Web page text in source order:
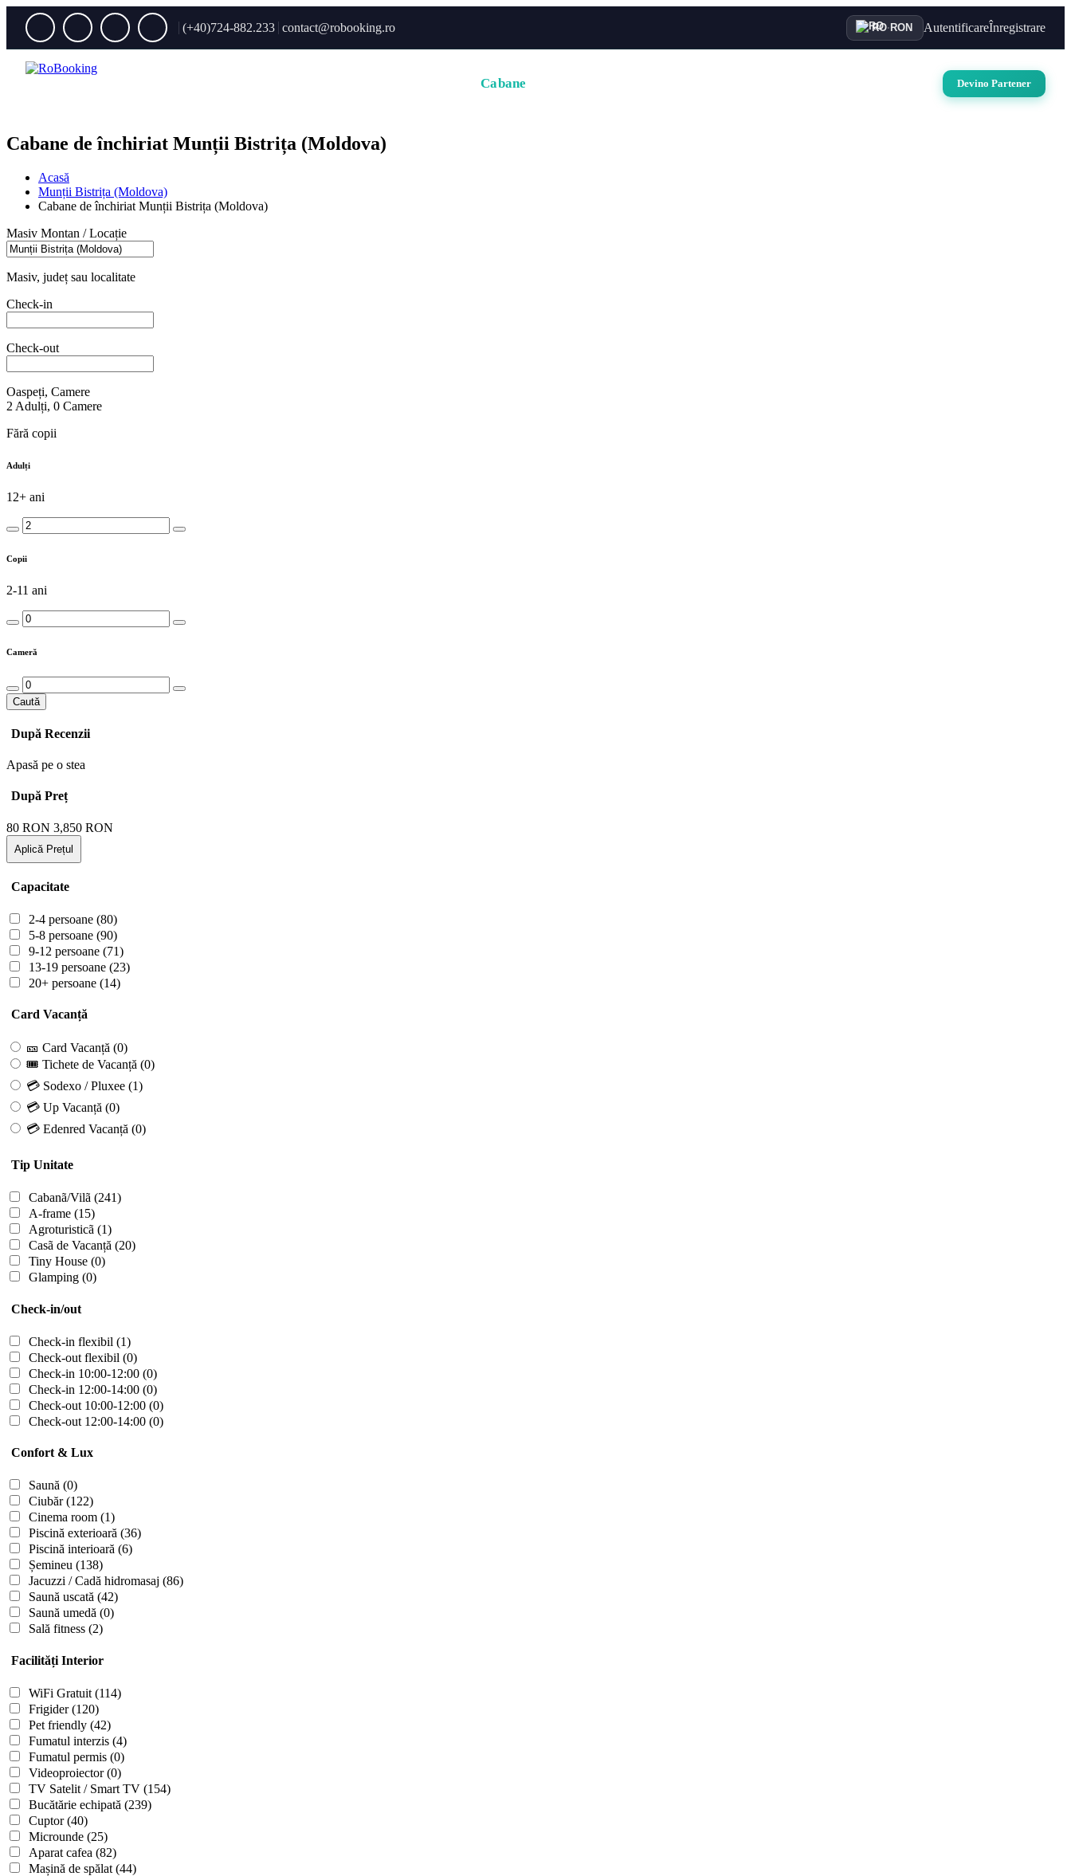
(+40)724-882.233 contact@robooking.ro RO· RON AutentificareÎnregistrare
Cabane Devino Partener
Cabane de închiriat Munții Bistrița (Moldova)
Acasă
Munții Bistrița (Moldova)
Cabane de închiriat Munții Bistrița (Moldova)
Masiv Montan / Locație
Masiv, județ sau localitate
Check-in
Check-out
Oaspeți, Camere
2 Adulți, 0 Camere
Fără copii
Adulți
12+ ani
Copii
2-11 ani
Cameră
Caută
După Recenzii
Apasă pe o stea
După Preț
80 RON 3,850 RON
Aplică Prețul
Capacitate
2-4 persoane (80)
5-8 persoane (90)
9-12 persoane (71)
13-19 persoane (23)
20+ persoane (14)
Card Vacanță
🎫 Card Vacanță (0)
🎟 Tichete de Vacanță (0)
💳 Sodexo / Pluxee (1)
💳 Up Vacanță (0)
💳 Edenred Vacanță (0)
Tip Unitate
Cabanã/Vilã (241)
A-frame (15)
Agroturisticã (1)
Casã de Vacanță (20)
Tiny House (0)
Glamping (0)
Check-in/out
Check-in flexibil (1)
Check-out flexibil (0)
Check-in 10:00-12:00 (0)
Check-in 12:00-14:00 (0)
Check-out 10:00-12:00 (0)
Check-out 12:00-14:00 (0)
Confort & Lux
Saună (0)
Ciubăr(122)
Cinema room (1)
Piscină exterioară (36)
Piscină interioară (6)
Șemineu (138)
Jacuzzi / Cadă hidromasaj (86)
Saună uscată (42)
Saună umedă (0)
Sală fitness (2)
Facilități Interior
WiFi Gratuit (114)
Frigider(120)
Pet friendly (42)
Fumatul interzis (4)
Fumatul permis (0)
Videoproiector(0)
TV Satelit / Smart TV (154)
Bucătărie echipată (239)
Cuptor(40)
Microunde (25)
Aparat cafea (82)
Mașină de spălat (44)